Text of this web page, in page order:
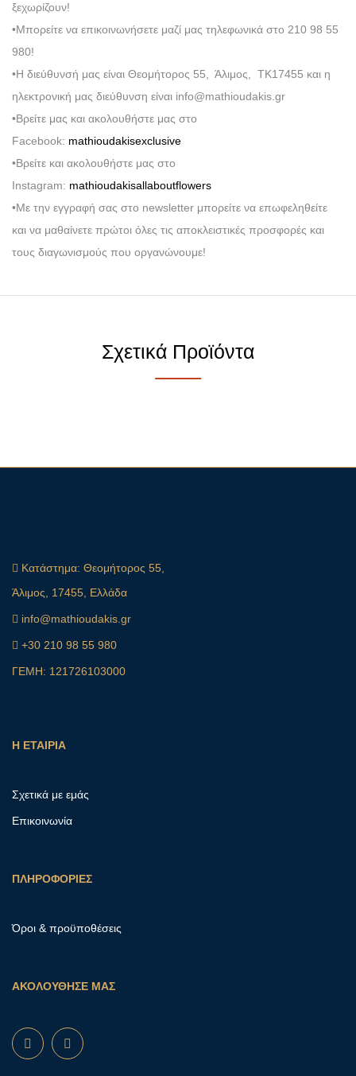
ξεχωρίζουν!
•Μπορείτε να επικοινωνήσετε μαζί μας τηλεφωνικά στο 210 98 55
980!
•Η διεύθυνσή μας είναι Θεομήτορος 55, Άλιμος, ΤΚ17455 και η
ηλεκτρονική μας διεύθυνση είναι info@mathioudakis.gr
•Βρείτε μας και ακολουθήστε μας στο
Facebook: mathioudakisexclusive
•Βρείτε και ακολουθήστε μας στο
Instagram: mathioudakisallaboutflowers
•Με την εγγραφή σας στο newsletter μπορείτε να επωφεληθείτε
και να μαθαίνετε πρώτοι όλες τις αποκλειστικές προσφορές και
τους διαγωνισμούς που οργανώνουμε!
Σχετικά Προϊόντα
Κατάστημα: Θεομήτορος 55,
Άλιμος, 17455, Ελλάδα
info@mathioudakis.gr
+30 210 98 55 980
ΓΕΜΗ: 121726103000
Η ΕΤΑΙΡΙΑ
Σχετικά με εμάς
Επικοινωνία
ΠΛΗΡΟΦΟΡΙΕΣ
Όροι & προϋποθέσεις
ΑΚΟΛΟΥΘΗΣΕ ΜΑΣ